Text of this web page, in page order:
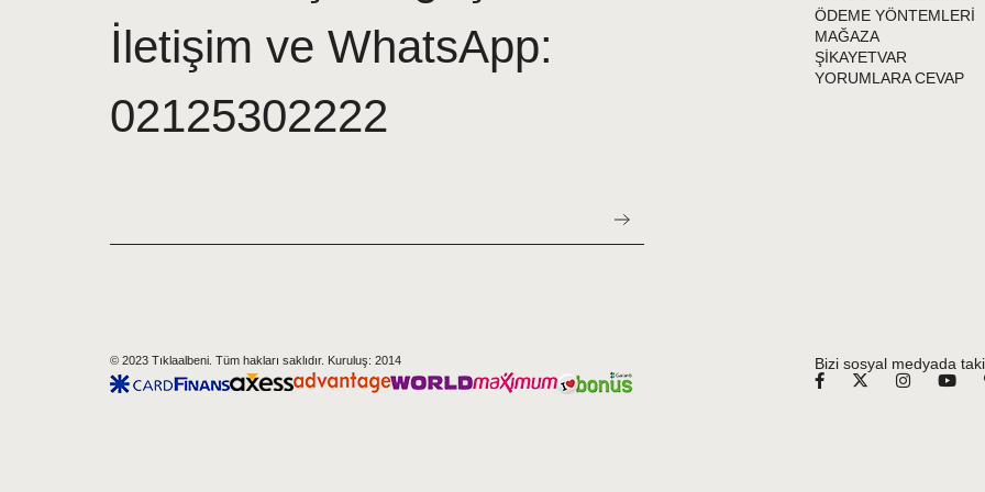
İletişim ve WhatsApp:
02125302222
ÖDEME YÖNTEMLERİ
MAĞAZA
ŞİKAYETVAR
YORUMLARA CEVAP
© 2023 Tıklaalbeni. Tüm hakları saklıdır. Kuruluş: 2014 Bizi sosyal medyada